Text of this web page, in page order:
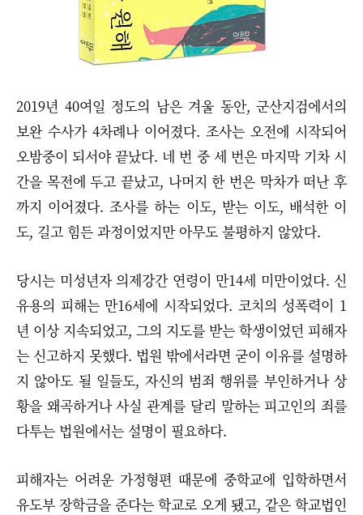
2019년 40여일 정도의 남은 겨울 동안, 군산지검에서의
보완 수사가 4차례나 이어졌다. 조사는 오전에 시작되어
오밤중이 되서야 끝났다. 네 번 중 세 번은 마지막 기차 시
간을 목전에 두고 끝났고, 나머지 한 번은 막차가 떠난 후
까지 이어졌다. 조사를 하는 이도, 받는 이도, 배석한 이
도, 길고 힘든 과정이었지만 아무도 불평하지 않았다.
당시는 미성년자 의제강간 연령이 만14세 미만이었다. 신
유용의 피해는 만16세에 시작되었다. 코치의 성폭력이 1
년 이상 지속되었고, 그의 지도를 받는 학생이었던 피해자
는 신고하지 못했다. 법원 밖에서라면 굳이 이유를 설명하
지 않아도 될 일들도, 자신의 범죄 행위를 부인하거나 상
황을 왜곡하거나 사실 관계를 달리 말하는 피고인의 죄를
다투는 법원에서는 설명이 필요하다.
피해자는 어려운 가정형편 때문에 중학교에 입학하면서
유도부 장학금을 준다는 학교로 오게 됐고, 같은 학교법인